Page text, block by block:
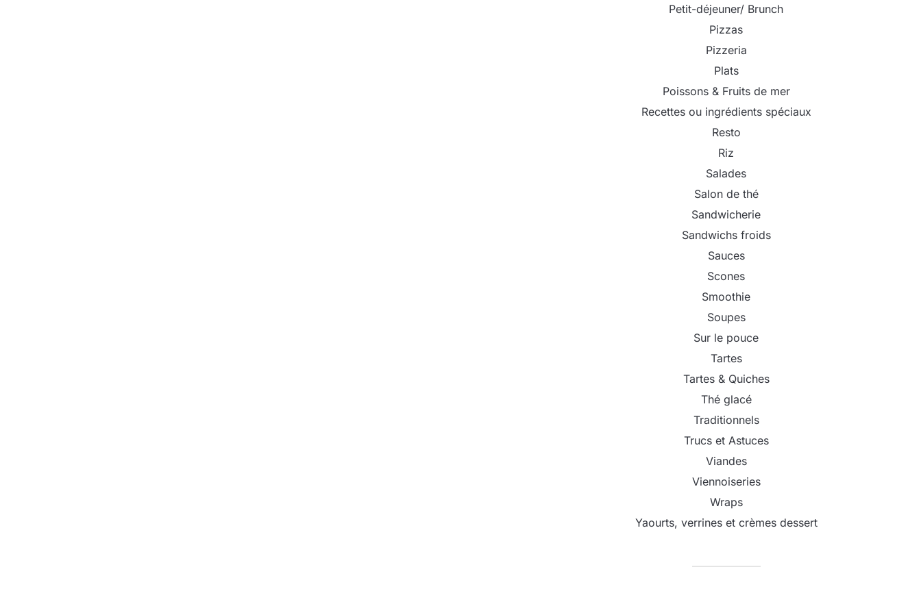
Petit-déjeuner/ Brunch
Pizzas
Pizzeria
Plats
Poissons & Fruits de mer
Recettes ou ingrédients spéciaux
Resto
Riz
Salades
Salon de thé
Sandwicherie
Sandwichs froids
Sauces
Scones
Smoothie
Soupes
Sur le pouce
Tartes
Tartes & Quiches
Thé glacé
Traditionnels
Trucs et Astuces
Viandes
Viennoiseries
Wraps
Yaourts, verrines et crèmes dessert